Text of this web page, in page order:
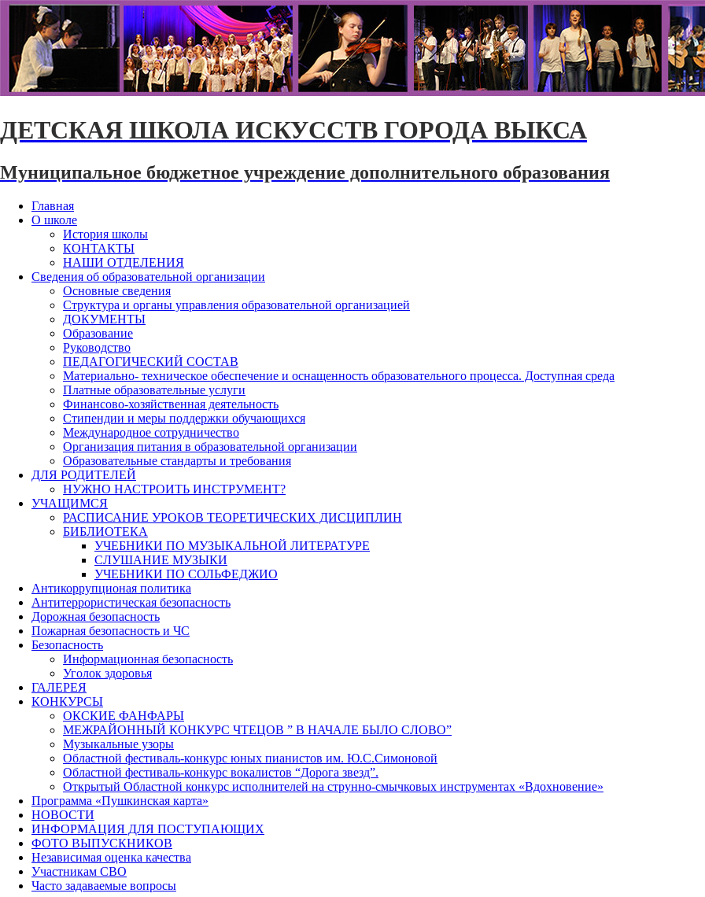
ДЕТСКАЯ ШКОЛА ИСКУССТВ ГОРОДА ВЫКСА
Муниципальное бюджетное учреждение дополнительного образования
Главная
О школе
История школы
КОНТАКТЫ
НАШИ ОТДЕЛЕНИЯ
Сведения об образовательной организации
Основные сведения
Структура и органы управления образовательной организацией
ДОКУМЕНТЫ
Образование
Руководство
ПЕДАГОГИЧЕСКИЙ СОСТАВ
Материально- техническое обеспечение и оснащенность образовательного процесса. Доступная среда
Платные образовательные услуги
Финансово-хозяйственная деятельность
Стипендии и меры поддержки обучающихся
Международное сотрудничество
Организация питания в образовательной организации
Образовательные стандарты и требования
ДЛЯ РОДИТЕЛЕЙ
НУЖНО НАСТРОИТЬ ИНСТРУМЕНТ?
УЧАЩИМСЯ
РАСПИСАНИЕ УРОКОВ ТЕОРЕТИЧЕСКИХ ДИСЦИПЛИН
БИБЛИОТЕКА
УЧЕБНИКИ ПО МУЗЫКАЛЬНОЙ ЛИТЕРАТУРЕ
СЛУШАНИЕ МУЗЫКИ
УЧЕБНИКИ ПО СОЛЬФЕДЖИО
Антикоррупционая политика
Антитеррористическая безопасность
Дорожная безопасность
Пожарная безопасность и ЧС
Безопасность
Информационная безопасность
Уголок здоровья
ГАЛЕРЕЯ
КОНКУРСЫ
ОКСКИЕ ФАНФАРЫ
МЕЖРАЙОННЫЙ КОНКУРС ЧТЕЦОВ ” В НАЧАЛЕ БЫЛО СЛОВО”
Музыкальные узоры
Областной фестиваль-конкурс юных пианистов им. Ю.С.Симоновой
Областной фестиваль-конкурс вокалистов “Дорога звезд”.
Открытый Областной конкурс исполнителей на струнно-смычковых инструментах «Вдохновение»
Программа «Пушкинская карта»
НОВОСТИ
ИНФОРМАЦИЯ ДЛЯ ПОСТУПАЮЩИХ
ФОТО ВЫПУСКНИКОВ
Независимая оценка качества
Участникам СВО
Часто задаваемые вопросы